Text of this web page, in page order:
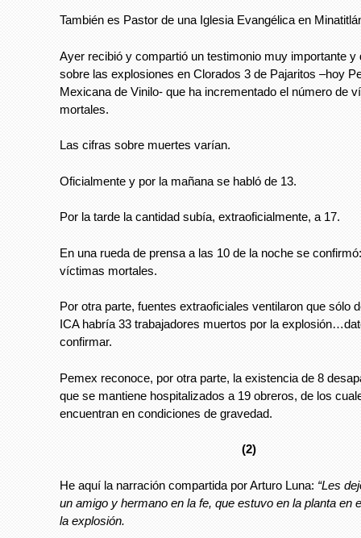
También es Pastor de una Iglesia Evangélica en
Ayer recibió y compartió un testimonio muy importante y
sobre las explosiones en Clorados 3 de Pajaritos –hoy
Mexicana de Vinilo- que ha incrementado el número de
mortales.
Las cifras sobre muertes varían.
Oficialmente y por la mañana se habló de 13.
Por la tarde la cantidad subía, extraoficialmente, a 17.
En una rueda de prensa a las 10 de la noche se
víctimas mortales.
Por otra parte, fuentes extraoficiales ventilaron que sólo
ICA habría 33 trabajadores muertos por la
confirmar.
Pemex reconoce, por otra parte, la existencia de 8
que se mantiene hospitalizados a 19 obreros, de los
encuentran en condiciones de gravedad.
(2)
He aquí la narración compartida por Arturo Luna: “Les
un amigo y hermano en la fe, que estuvo en la planta en
la explosión.